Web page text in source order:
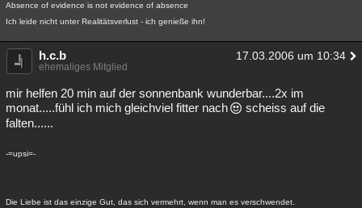
Absence of evidence is not evidence of absence
Ich leide nicht unter Realitätsverlust - ich genieße ihn!
h.c.b 17.03.2006 um 10:34
ehemaliges Mitglied
mir helfen 20 min auf der sonnenbank wunderbar....2x im
monat.....fühl ich mich gleichviel fitter nach
scheiss auf die
falten......
-=upsi=-
Die Liebe ist das einzige Gut, das sich vermehrt, wenn man es verschwendet.